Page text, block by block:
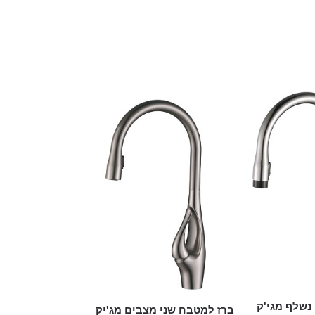
נשלף מגי'ק ברז למטבח שני מצבים מג'יק